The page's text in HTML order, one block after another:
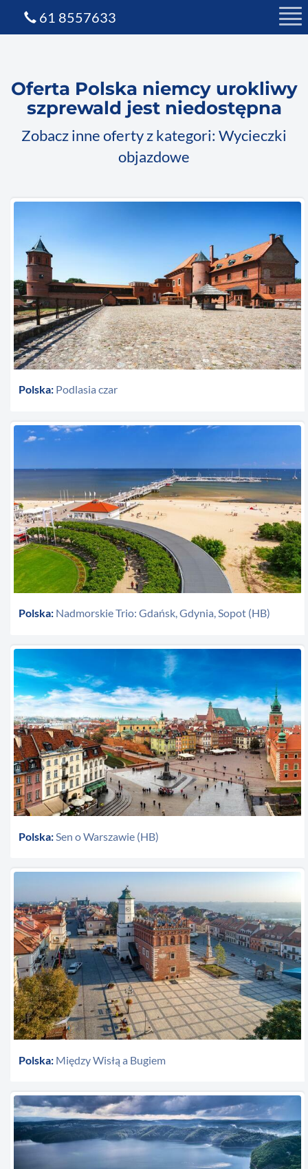
Oferta Polska niemcy urokliwy
szprewald jest niedostępna
Zobacz inne oferty z kategori: Wycieczki
objazdowe
Polska: Podlasia czar
Polska: Nadmorskie Trio: Gdańsk, Gdynia, Sopot (HB)
Polska:Sen o Warszawie (HB)
Polska: Między Wisłą a Bugiem
61 8557633